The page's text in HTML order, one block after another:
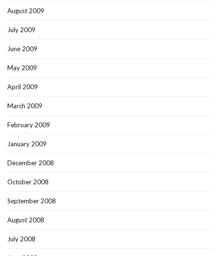
August 2009
July 2009
June 2009
May 2009
April 2009
March 2009
February 2009
January 2009
December 2008
October 2008
September 2008
August 2008
July 2008